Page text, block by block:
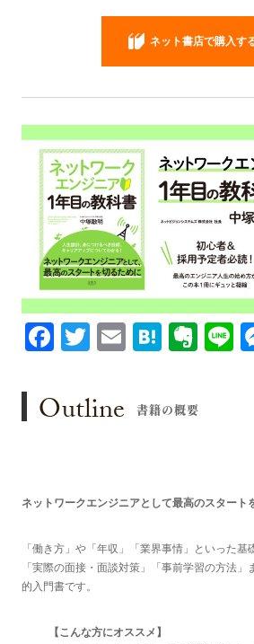
ネット書店で購入す
Facebook
Twitter
EmailHatena
Outline 書籍の概要
ネットワークエンジニアとして最高のスタート
「働き方」や「年収」「業界事情」といった基
「実際の面接・面談対策」「事前学習の方法
的入門書です。
【こんな方にオススメ】